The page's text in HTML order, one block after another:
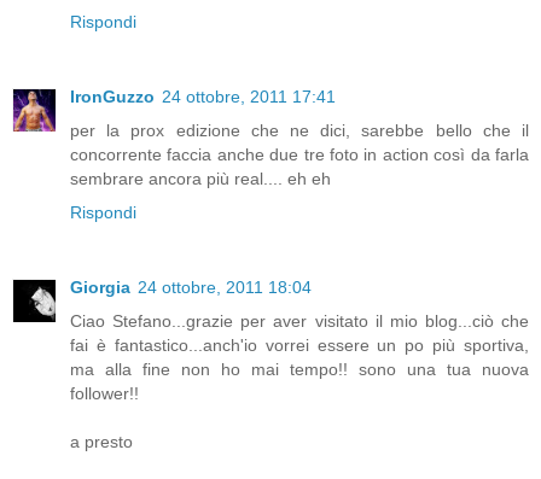
Rispondi
IronGuzzo 24 ottobre, 2011 17:41
per la prox edizione che ne dici, sarebbe bello che il
concorrente faccia anche due tre foto in action così da farla
sembrare ancora più real.... eh eh
Rispondi
Giorgia 24 ottobre, 2011 18:04
Ciao Stefano...grazie per aver visitato il mio blog...ciò che
fai è fantastico...anch'io vorrei essere un po più sportiva,
ma alla fine non ho mai tempo!! sono una tua nuova
follower!!
a presto